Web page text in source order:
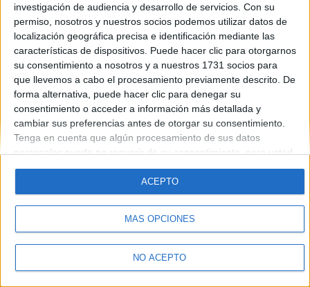
investigación de audiencia y desarrollo de servicios. Con su
permiso, nosotros y nuestros socios podemos utilizar datos de
localización geográfica precisa e identificación mediante las
características de dispositivos. Puede hacer clic para otorgarnos
su consentimiento a nosotros y a nuestros 1731 socios para
que llevemos a cabo el procesamiento previamente descrito. De
forma alternativa, puede hacer clic para denegar su
consentimiento o acceder a información más detallada y
cambiar sus preferencias antes de otorgar su consentimiento.
Tenga en cuenta que algún procesamiento de sus datos
personales puede no requerir de su consentimiento, pero usted
tiene el derecho de rechazar tal procesamiento. Sus
preferencias se aplicarán solo a este sitio web. Puede cambiar
sus preferencias o retirar su consentimiento en cualquier
momento volviendo a este sitio y haciendo clic en el botón
"Privacidad" en la parte inferior de la página web.
MÁS OPCIONES
NO ACEPTO
ACEPTO
Blog de Kleo
Quiénes somos|Contactar|Anúnciate
Aviso legal|Politica de privacidad|Condiciones generales
de cookies
Madrid [ESPAÑA] - Tel. +34 91 593 2767